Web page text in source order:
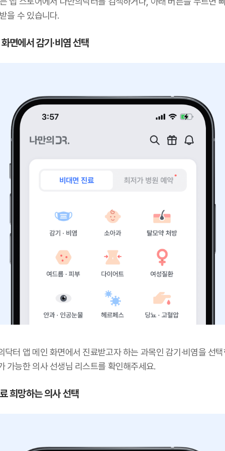
을 수 있습니다.
면에서 감기·비염 선택
닥터 앱 메인 화면에서 진료받고자 하는 과목인 감기·비염을 선
가능한 의사 선생님 리스트를 확인해주세요.
희망하는 의사 선택